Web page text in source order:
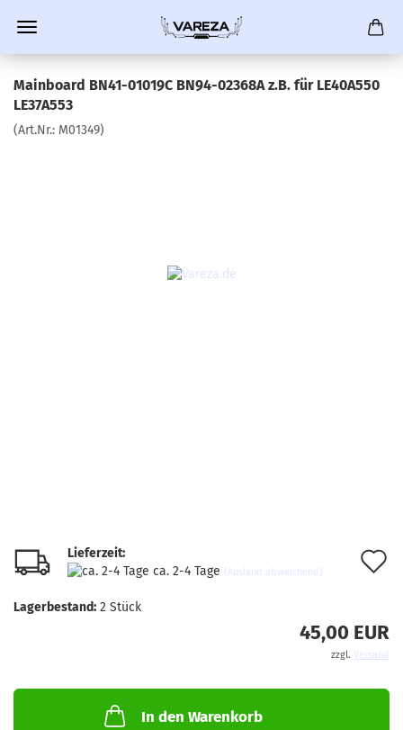
Mainboard BN41-01019C BN94-02368A z.B. für LE40A550
LE37A553
(Art.Nr.: M01349)
Lieferzeit:
ca. 2-4 Tage (Ausland abweichend)
Lagerbestand: 2 Stück
45,00 EUR
zzgl. Versand
In den Warenkorb